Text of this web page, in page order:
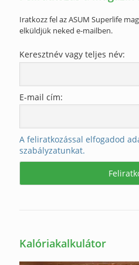
Iratkozz fel az ASUM Superlife
elküldjük neked e-mailben.
Keresztnév vagy teljes név:
E-mail cím:
A feliratkozással elfogadod
szabályzatunkat.
Kalóriakalkulátor